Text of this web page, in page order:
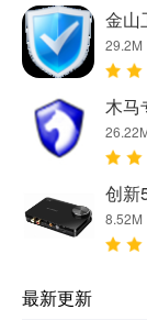
金山
29.2M
木马
创新
8.52M
最新更新